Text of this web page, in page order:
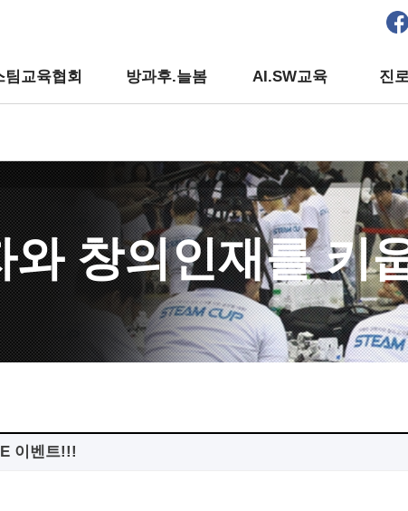
팀교육협회 방과후.늘봄 AI.SW교육 진
와 창의인재를 키
이벤트!!!